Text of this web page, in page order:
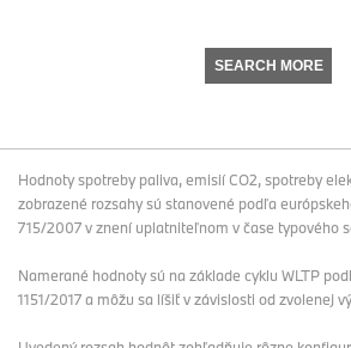
SEARCH MORE
Hodnoty spotreby paliva, emisií CO2, spotreby
zobrazené rozsahy sú stanovené podľa
715/2007 v znení uplatniteľnom v čase typového
Namerané hodnoty sú na základe cyklu WLTP
1151/2017 a môžu sa líšiť v závislosti od zvolenej